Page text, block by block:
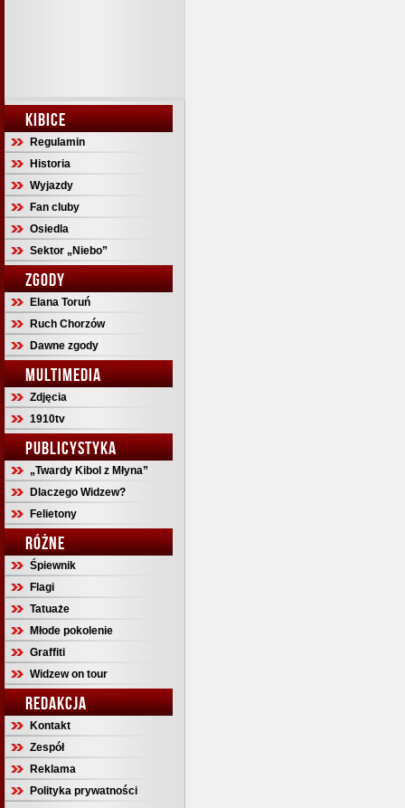
KIBICE
Regulamin
Historia
Wyjazdy
Fan cluby
Osiedla
Sektor „Niebo”
ZGODY
Elana Toruń
Ruch Chorzów
Dawne zgody
MULTIMEDIA
Zdjęcia
1910tv
PUBLICYSTYKA
„Twardy Kibol z Młyna”
Dlaczego Widzew?
Felietony
RÓŻNE
Śpiewnik
Flagi
Tatuaże
Młode pokolenie
Graffiti
Widzew on tour
REDAKCJA
Kontakt
Zespół
Reklama
Polityka prywatności